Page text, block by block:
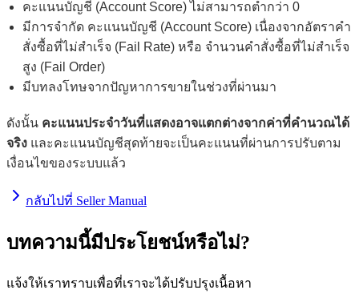
คะแนนบัญชี (Account Score) ไม่สามารถต่ำกว่า 0
มีการจำกัด คะแนนบัญชี (Account Score) เนื่องจากอัตราคำ
สั่งซื้อที่ไม่สำเร็จ (Fail Rate) หรือ จำนวนคำสั่งซื้อที่ไม่สำเร็จ
สูง (Fail Order)
มีบทลงโทษจากปัญหาการขายในช่วงที่ผ่านมา
ดังนั้น คะแนนประจำวันที่แสดงอาจแตกต่างจากค่าที่คำนวณได้
จริง และคะแนนบัญชีสุดท้ายจะเป็นคะแนนที่ผ่านการปรับตาม
เงื่อนไขของระบบแล้ว
กลับไปที่ Seller Manual
บทความนี้มีประโยชน์หรือไม่?
แจ้งให้เราทราบเพื่อที่เราจะได้ปรับปรุงเนื้อหา